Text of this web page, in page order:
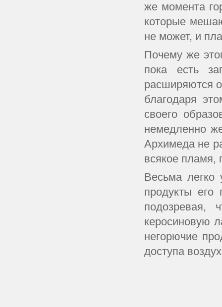
же момента
которые
не может, и
Почему же
пока есть
расширяются
благодаря
своего
немедленно
Архимеда не
всякое пламя,
Весьма легко
продукты его
подозревая,
керосиновую
негорючие
доступа